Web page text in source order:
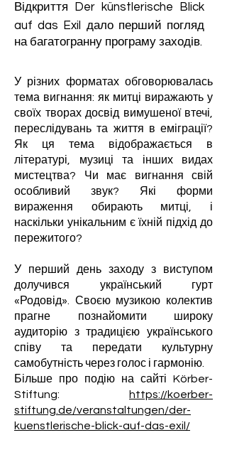
Відкриття
Der künstlerische Blick
auf das Exil
дало перший погляд
на багатогранну програму заходів.
У різних форматах обговорювалась
тема вигнання: як митці виражають у
своїх творах досвід вимушеної втечі,
переслідувань та життя в еміграції?
Як ця тема відображається в
літературі, музиці та інших видах
мистецтва? Чи має вигнання свій
особливий звук? Які форми
вираження обирають митці, і
наскільки унікальним є їхній підхід до
пережитого?
У перший день заходу з виступом
долучився український гурт
«Родовід». Своєю музикою колектив
прагне познайомити широку
аудиторію з традицією українського
співу та передати культурну
самобутність через голос і гармонію.
Більше про подію на сайті Körber-
Stiftung:
https://koerber-
stiftung.de/veranstaltungen/der-
kuenstlerische-blick-auf-das-exil/